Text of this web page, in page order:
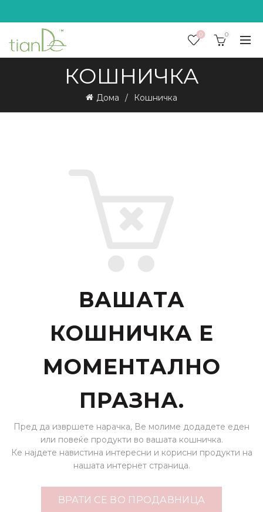
0 0
КОШНИЧКА
Дома Кошничка
ВАШАТА
КОШНИЧКА Е
МОМЕНТАЛНО
ПРАЗНА.
Пред да извршете нарачка, Ве молиме додадете еден
или повеќе продукти во вашата кошничка.
Ке најдете навистина интересни и корисни продукти на
нашата интернет страница.
ВРАТИ СЕ ВО ПРОДАВНИЦА